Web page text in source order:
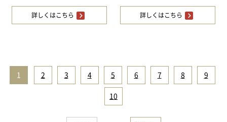
詳しくはこちら 詳しくはこちら
1 2 3 4 5 6 7 8 9
10